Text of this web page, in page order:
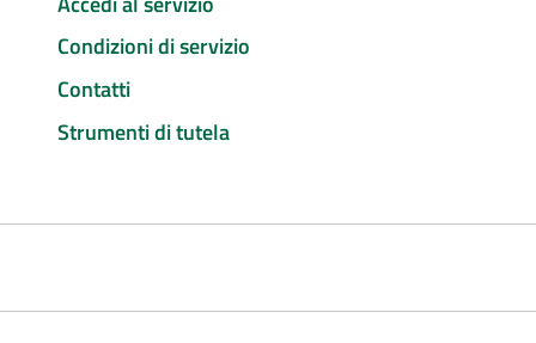
Condizioni di servizio
Contatti
Strumenti di tutela